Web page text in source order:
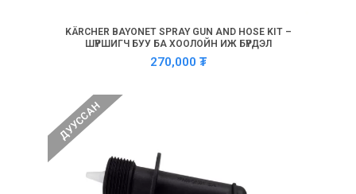
KÄRCHER BAYONET SPRAY GUN AND HOSE KIT –
ШҮРШИГЧ БУУ БА ХООЛОЙН ИЖ БҮРДЭЛ
270,000 ₮
ДУУССАН